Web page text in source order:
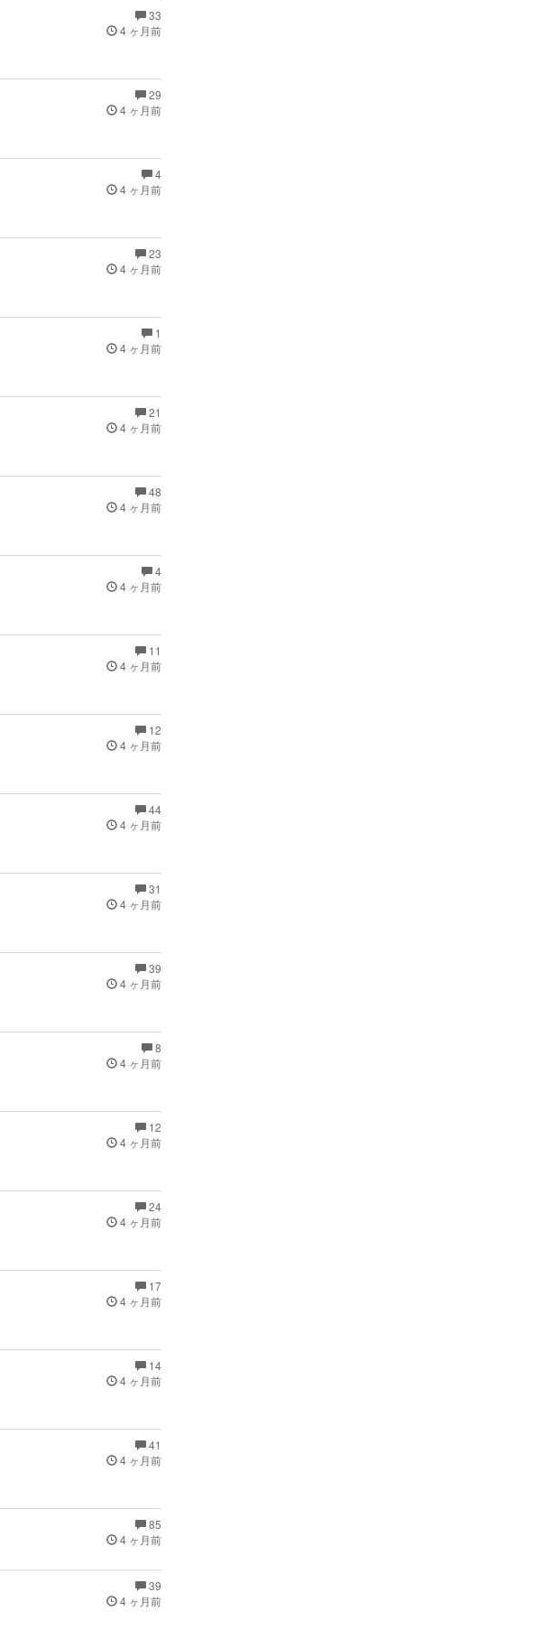
33
4 ヶ月前
29
4 ヶ月前
4
4 ヶ月前
23
4 ヶ月前
1
4 ヶ月前
21
4 ヶ月前
48
4 ヶ月前
4
4 ヶ月前
11
4 ヶ月前
12
4 ヶ月前
44
4 ヶ月前
31
4 ヶ月前
39
4 ヶ月前
8
4 ヶ月前
12
4 ヶ月前
24
4 ヶ月前
17
4 ヶ月前
14
4 ヶ月前
41
4 ヶ月前
85
4 ヶ月前
39
4 ヶ月前